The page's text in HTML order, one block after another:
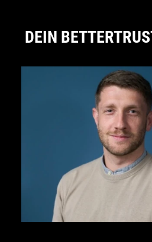
DEIN